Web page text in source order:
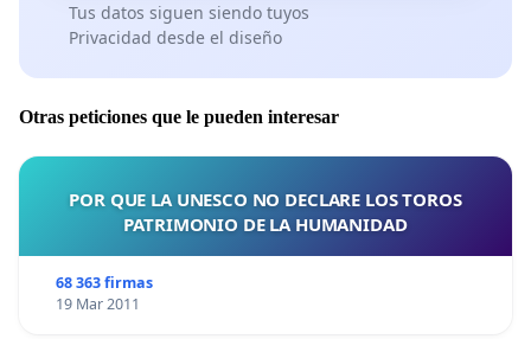
Tus datos siguen siendo tuyos
Privacidad desde el diseño
Otras peticiones que le pueden interesar
POR QUE LA UNESCO NO DECLARE LOS TOROS
PATRIMONIO DE LA HUMANIDAD
68 363 firmas
19 Mar 2011